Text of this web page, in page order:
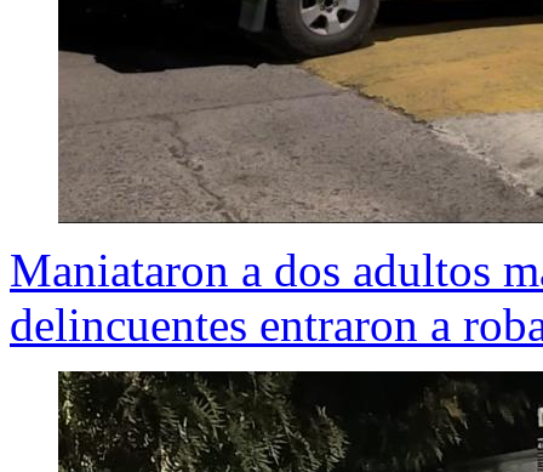
Maniataron a dos adultos
delincuentes entraron a